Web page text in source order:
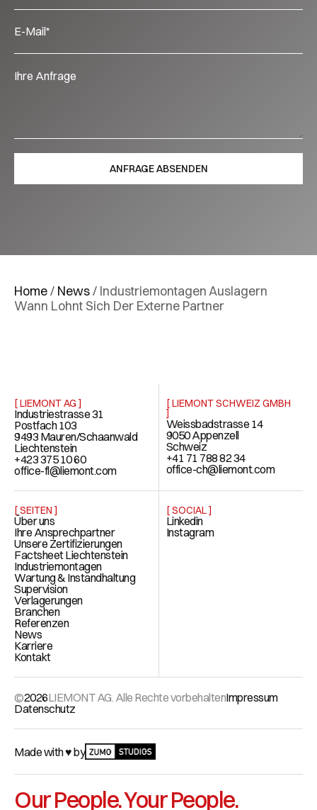
Home/ News/ Industriemontagen Auslagern
Wann Lohnt Sich Der Externe Partner
[ LIEMONT AG ]
Industriestrasse 31
Postfach 103
9493 Mauren/Schaanwald
Liechtenstein
+423 375 10 60
office-fl@liemont.com
[ LIEMONT SCHWEIZ GMBH
]
Weissbadstrasse 14
9050 Appenzell
Schweiz
+41 71 788 82 34
office-ch@liemont.com
[ SEITEN ]
Über uns
Ihre Ansprechpartner
Unsere Zertifizierungen
Factsheet Liechtenstein
Industriemontagen
Wartung & Instandhaltung
Supervision
Verlagerungen
Branchen
Referenzen
News
Karriere
Kontakt
[ SOCIAL ]
Linkedin
Instagram
©2026LIEMONT AG. Alle Rechte vorbehaltenImpressum
Datenschutz
Made with ♥ by
Our People. Your People.